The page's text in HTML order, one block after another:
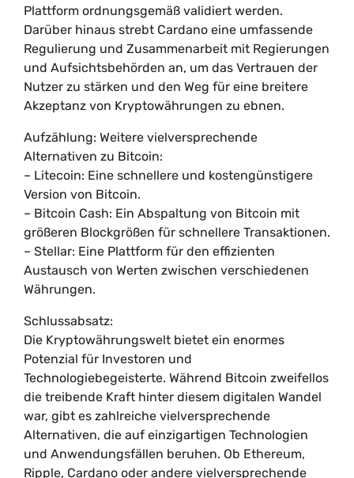
Plattform ordnungsgemäß validiert werden.
Darüber hinaus strebt Cardano eine umfassende
Regulierung und Zusammenarbeit mit Regierungen
und Aufsichtsbehörden an, um das Vertrauen der
Nutzer zu stärken und den Weg für eine breitere
Akzeptanz von Kryptowährungen zu ebnen.
Aufzählung: Weitere vielversprechende
Alternativen zu Bitcoin:
– Litecoin: Eine schnellere und kostengünstigere
Version von Bitcoin.
– Bitcoin Cash: Ein Abspaltung von Bitcoin mit
größeren Blockgrößen für schnellere Transaktionen.
– Stellar: Eine Plattform für den effizienten
Austausch von Werten zwischen verschiedenen
Währungen.
Schlussabsatz:
Die Kryptowährungswelt bietet ein enormes
Potenzial für Investoren und
Technologiebegeisterte. Während Bitcoin zweifellos
die treibende Kraft hinter diesem digitalen Wandel
war, gibt es zahlreiche vielversprechende
Alternativen, die auf einzigartigen Technologien
und Anwendungsfällen beruhen. Ob Ethereum,
Ripple, Cardano oder andere vielversprechende